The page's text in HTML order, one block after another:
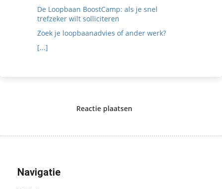
De Loopbaan BoostCamp: als je snel
trefzeker wilt solliciteren
Zoek je loopbaanadvies of ander werk?
[...]
Reactie plaatsen
Navigatie